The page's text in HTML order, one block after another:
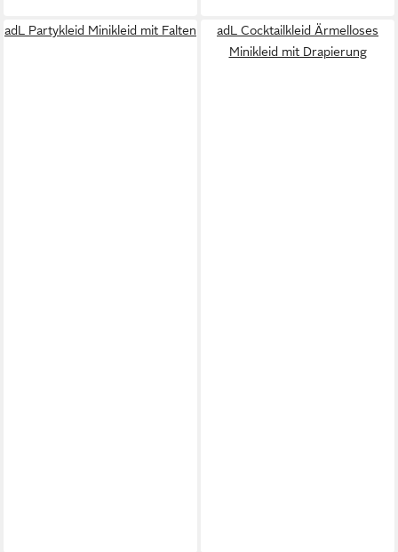
adL Partykleid Minikleid mit Falten
adL Cocktailkleid Ärmelloses
Minikleid mit Drapierung